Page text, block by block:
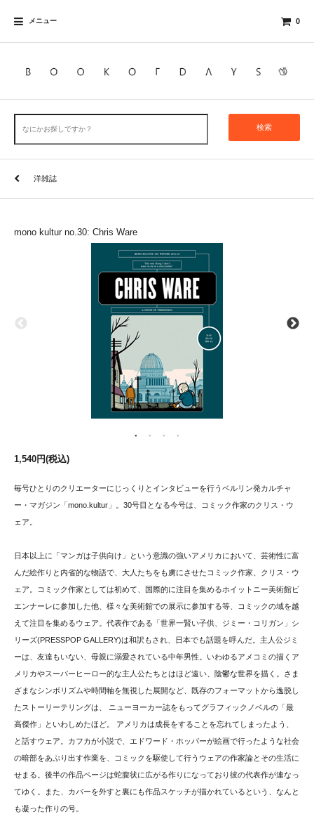
メニュー 0
検索
洋雑誌
mono kultur no.30: Chris Ware
1,540円(税込)
毎号ひとりのクリエーターにじっくりとインタビューを行うベルリン発カルチャ
ー・マガジン「mono.kultur」。30号目となる今号は、コミック作家のクリス・ウ
ェア。
日本以上に「マンガは子供向け」という意識の強いアメリカにおいて、芸術性に富
んだ絵作りと内省的な物語で、大人たちをも虜にさせたコミック作家、クリス・ウ
ェア。コミック作家としては初めて、国際的に注目を集めるホイットニー美術館ビ
エンナーレに参加した他、様々な美術館での展示に参加する等、コミックの域を越
えて注目を集めるウェア。代表作である「世界一賢い子供、ジミー・コリガン」シ
リーズ(PRESSPOP GALLERY)は和訳もされ、日本でも話題を呼んだ。主人公ジミ
ーは、友達もいない、母親に溺愛されている中年男性。いわゆるアメコミの描くア
メリカやスーパーヒーロー的な主人公たちとはほど遠い、陰鬱な世界を描く。さま
ざまなシンボリズムや時間軸を無視した展開など、既存のフォーマットから逸脱し
たストーリーテリングは、 ニューヨーカー誌をもってグラフィックノベルの「最
高傑作」といわしめたほど。 アメリカは成長をすることを忘れてしまったよう、
と話すウェア。カフカが小説で、エドワード・ホッパーが絵画で行ったような社会
の暗部をあぶり出す作業を、コミックを駆使して行うウェアの作家論とその生活に
せまる。後半の作品ページは蛇腹状に広がる作りになっており彼の代表作が連なっ
てゆく。また、カバーを外すと裏にも作品スケッチが描かれているという、なんと
も凝った作りの号。